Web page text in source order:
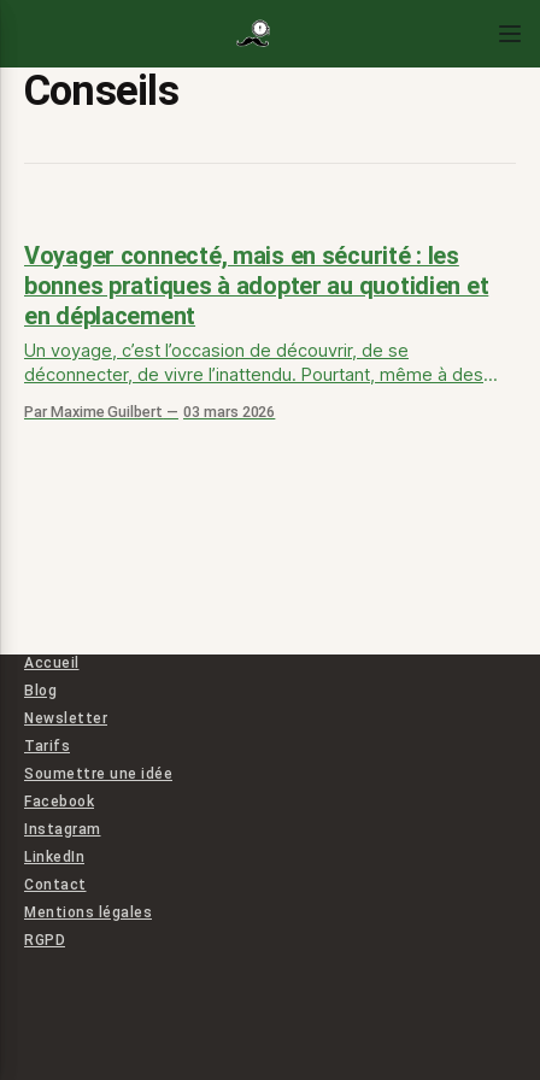
Conseils
Voyager connecté, mais en sécurité : les
bonnes pratiques à adopter au quotidien et
en déplacement
Un voyage, c’est l’occasion de découvrir, de se
déconnecter, de vivre l’inattendu. Pourtant, même à des
toujours connectée : notre smartphone. Véritable carnet de
Par Maxime Guilbert 03 mars 2026
Accueil
Blog
Newsletter
Tarifs
Soumettre une idée
Facebook
Instagram
LinkedIn
Contact
Mentions légales
RGPD